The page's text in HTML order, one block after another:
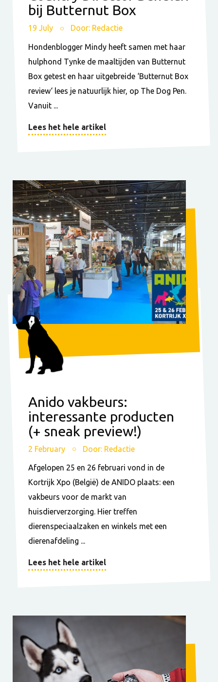
bij Butternut Box
19 July Door: Redactie
Hondenblogger Mindy heeft samen met haar
hulphond Tynke de maaltijden van Butternut
Box getest en haar uitgebreide ‘Butternut Box
review‘ lees je natuurlijk hier, op The Dog Pen.
Vanuit ...
Lees het hele artikel
Anido vakbeurs:
interessante producten
(+ sneak preview!)
2 February Door: Redactie
Afgelopen 25 en 26 februari vond in de
Kortrijk Xpo (België) de ANIDO plaats: een
vakbeurs voor de markt van
huisdierverzorging. Hier treffen
dierenspeciaalzaken en winkels met een
dierenafdeling ...
Lees het hele artikel